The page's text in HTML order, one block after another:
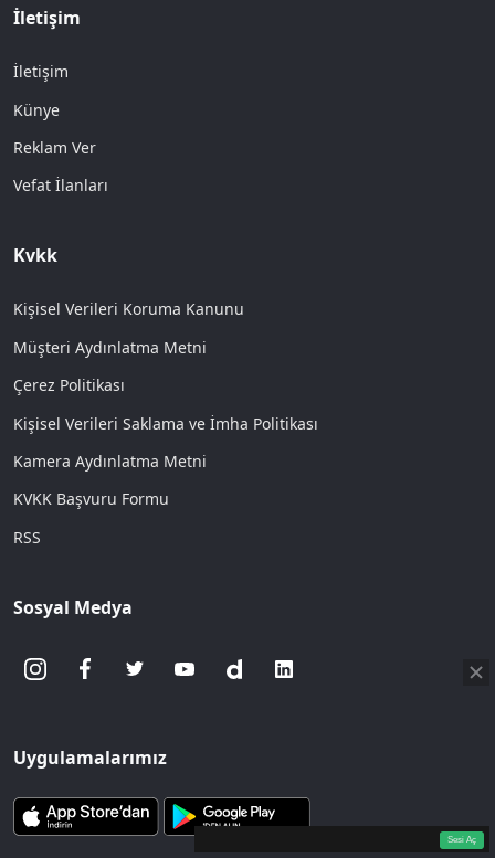
Sesi
Aç
9.82%
Sesi Aç
İletişim
İletişim
Künye
Reklam Ver
Vefat İlanları
Kvkk
Kişisel Verileri Koruma Kanunu
Müşteri Aydınlatma Metni
Çerez Politikası
Kişisel Verileri Saklama ve İmha Politikası
Kamera Aydınlatma Metni
KVKK Başvuru Formu
RSS
Sosyal Medya
Uygulamalarımız